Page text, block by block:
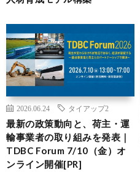
2026.06.24 タイアップ2
最新の政策動向と、荷主・運
輸事業者の取り組みを発表｜
TDBC Forum 7/10（金）オ
ンライン開催[PR]